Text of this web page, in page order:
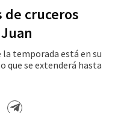
de cruceros
la temporada está en su
que se extenderá hasta